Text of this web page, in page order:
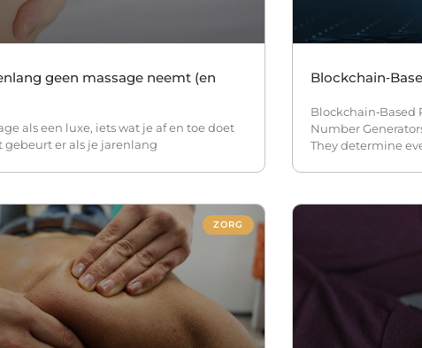
geen massage neemt (en
als een luxe, iets wat je af en toe doet
gebeurt er als je jarenlang
Blockchain‑Based
Number
They determine
ZORG